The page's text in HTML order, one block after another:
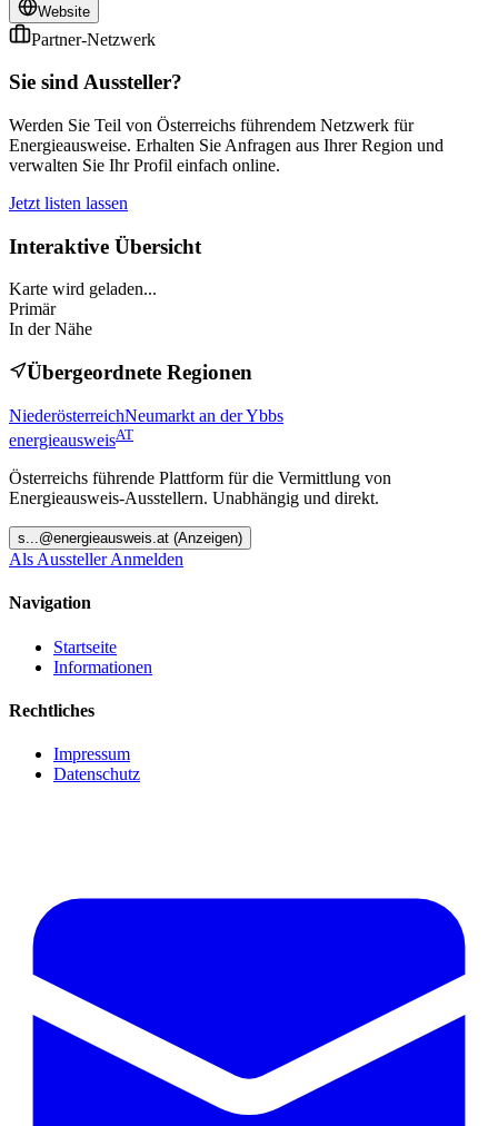
Website
Partner-Netzwerk
Sie sind Aussteller?
Werden Sie Teil von Österreichs führendem Netzwerk für
Energieausweise. Erhalten Sie Anfragen aus Ihrer Region und
verwalten Sie Ihr Profil einfach online.
Jetzt listen lassen
Interaktive Übersicht
Karte wird geladen...
Primär
In der Nähe
Übergeordnete Regionen
NiederösterreichNeumarkt an der Ybbs
energieausweisAT
Österreichs führende Plattform für die Vermittlung von
Energieausweis-Ausstellern. Unabhängig und direkt.
s...@energieausweis.at (Anzeigen)
Als Aussteller Anmelden
Navigation
Startseite
Informationen
Rechtliches
Impressum
Datenschutz